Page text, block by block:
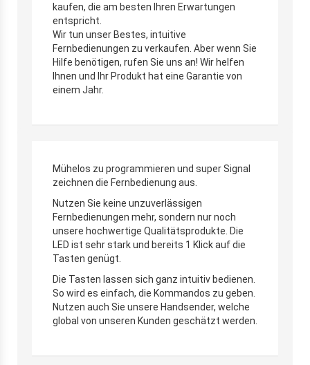
kaufen, die am besten Ihren Erwartungen
entspricht.
Wir tun unser Bestes, intuitive
Fernbedienungen zu verkaufen. Aber wenn Sie
Hilfe benötigen, rufen Sie uns an! Wir helfen
Ihnen und Ihr Produkt hat eine Garantie von
einem Jahr.
Mühelos zu programmieren und super Signal
zeichnen die Fernbedienung aus.
Nutzen Sie keine unzuverlässigen
Fernbedienungen mehr, sondern nur noch
unsere hochwertige Qualitätsprodukte. Die
LED ist sehr stark und bereits 1 Klick auf die
Tasten genügt.
Die Tasten lassen sich ganz intuitiv bedienen.
So wird es einfach, die Kommandos zu geben.
Nutzen auch Sie unsere Handsender, welche
global von unseren Kunden geschätzt werden.